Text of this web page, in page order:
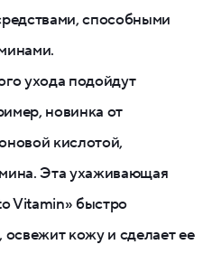
способными
ухода подойдут
новинка от
кислотой,
Эта ухаживающая
Vitamin» быстро
освежит кожу и сделает ее